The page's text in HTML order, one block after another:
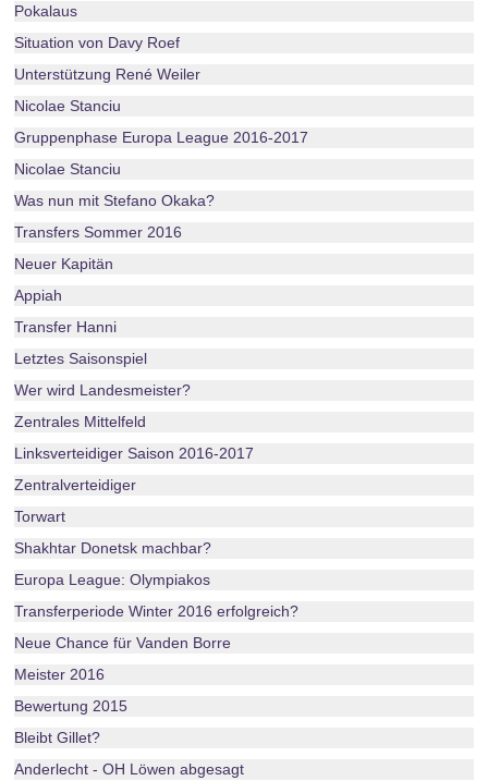
Pokalaus
Situation von Davy Roef
Unterstützung René Weiler
Nicolae Stanciu
Gruppenphase Europa League 2016-2017
Nicolae Stanciu
Was nun mit Stefano Okaka?
Transfers Sommer 2016
Neuer Kapitän
Appiah
Transfer Hanni
Letztes Saisonspiel
Wer wird Landesmeister?
Zentrales Mittelfeld
Linksverteidiger Saison 2016-2017
Zentralverteidiger
Torwart
Shakhtar Donetsk machbar?
Europa League: Olympiakos
Transferperiode Winter 2016 erfolgreich?
Neue Chance für Vanden Borre
Meister 2016
Bewertung 2015
Bleibt Gillet?
Anderlecht - OH Löwen abgesagt